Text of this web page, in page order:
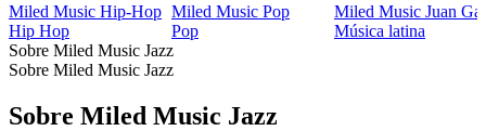
Miled Music Hip-Hop
Hip Hop
Miled Music Pop
Pop
Miled Music Juan
Música latina
Sobre Miled Music Jazz
Sobre Miled Music Jazz
Sobre Miled Music Jazz